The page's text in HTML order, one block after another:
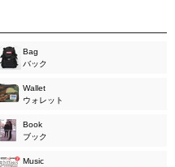
Bag
バック
Wallet
ウォレット
Book
ブック
Music